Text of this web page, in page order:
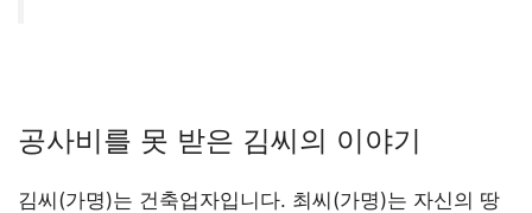
공사비를 못 받은 김씨의 이야기
김씨(가명)는 건축업자입니다. 최씨(가명)는 자신의 땅